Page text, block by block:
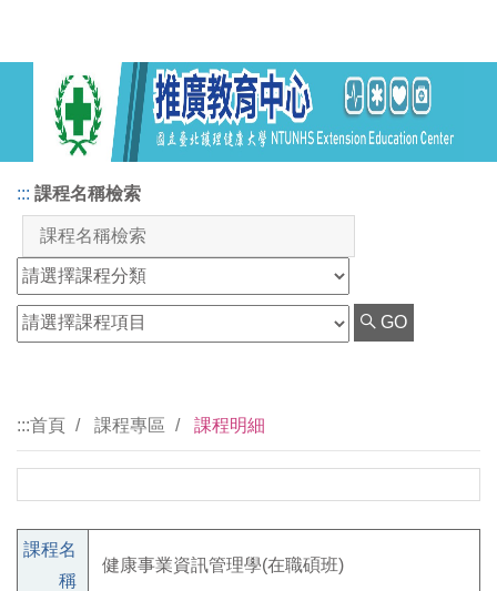
::: 課程名稱檢索
GO
:::首頁 課程專區 課程明細
課程名
稱
健康事業資訊管理學(在職碩班)